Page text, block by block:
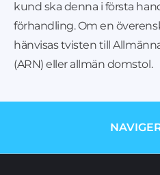
kund ska denna i första
förhandling. Om en
hänvisas tvisten till
(ARN) eller allmän domstol.